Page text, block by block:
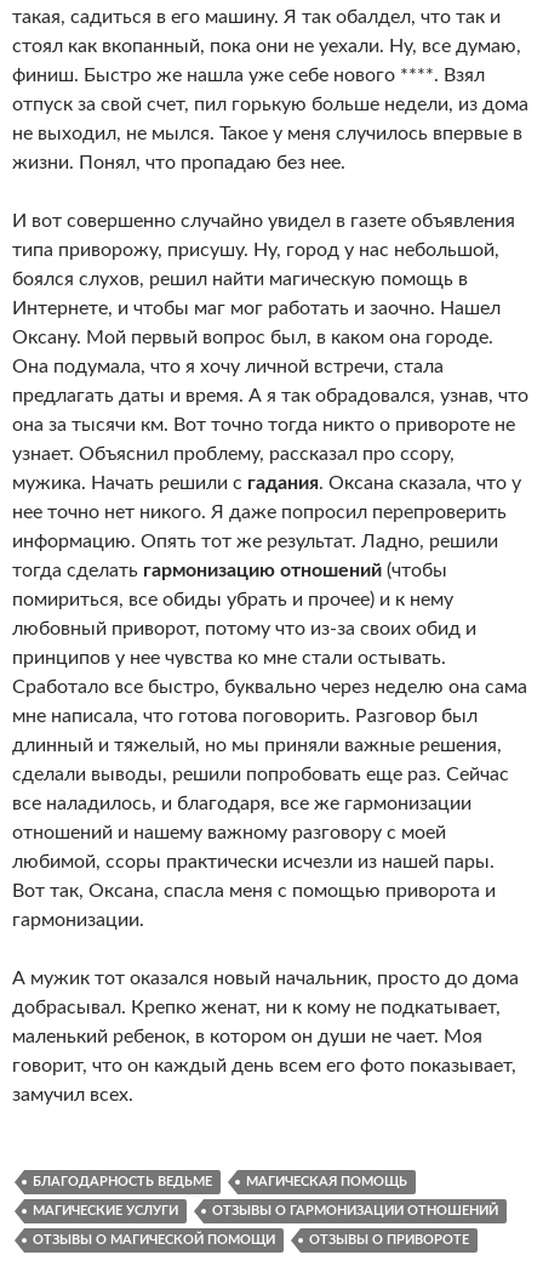
такая, садиться в его машину. Я так обалдел, что так и
стоял как вкопанный, пока они не уехали. Ну, все думаю,
финиш. Быстро же нашла уже себе нового ****. Взял
отпуск за свой счет, пил горькую больше недели, из дома
не выходил, не мылся. Такое у меня случилось впервые в
жизни. Понял, что пропадаю без нее.
И вот совершенно случайно увидел в газете объявления
типа приворожу, присушу. Ну, город у нас небольшой,
боялся слухов, решил найти магическую помощь в
Интернете, и чтобы маг мог работать и заочно. Нашел
Оксану. Мой первый вопрос был, в каком она городе.
Она подумала, что я хочу личной встречи, стала
предлагать даты и время. А я так обрадовался, узнав, что
она за тысячи км. Вот точно тогда никто о привороте не
узнает. Объяснил проблему, рассказал про ссору,
мужика. Начать решили с гадания. Оксана сказала, что у
нее точно нет никого. Я даже попросил перепроверить
информацию. Опять тот же результат. Ладно, решили
тогда сделать гармонизацию отношений (чтобы
помириться, все обиды убрать и прочее) и к нему
любовный приворот, потому что из-за своих обид и
принципов у нее чувства ко мне стали остывать.
Сработало все быстро, буквально через неделю она сама
мне написала, что готова поговорить. Разговор был
длинный и тяжелый, но мы приняли важные решения,
сделали выводы, решили попробовать еще раз. Сейчас
все наладилось, и благодаря, все же гармонизации
отношений и нашему важному разговору с моей
любимой, ссоры практически исчезли из нашей пары.
Вот так, Оксана, спасла меня с помощью приворота и
гармонизации.
А мужик тот оказался новый начальник, просто до дома
добрасывал. Крепко женат, ни к кому не подкатывает,
маленький ребенок, в котором он души не чает. Моя
говорит, что он каждый день всем его фото показывает,
замучил всех.
БЛАГОДАРНОСТЬ ВЕДЬМЕ МАГИЧЕСКАЯ ПОМОЩЬ
МАГИЧЕСКИЕ УСЛУГИ ОТЗЫВЫ О ГАРМОНИЗАЦИИ ОТНОШЕНИЙ
ОТЗЫВЫ О МАГИЧЕСКОЙ ПОМОЩИ ОТЗЫВЫ О ПРИВОРОТЕ